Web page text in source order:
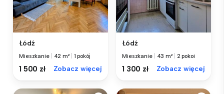
Łódź
Mieszkanie 42 m² 1 pokój
1 500 zł Zobacz więcej
Łódź
Mieszkanie 43 m² 2 pokoi
1 300 zł Zobacz więcej